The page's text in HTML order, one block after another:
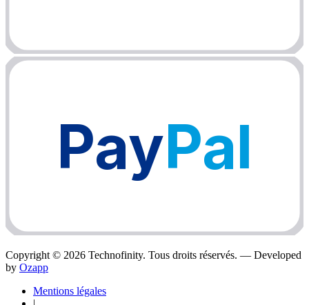
PayPal
Copyright © 2026 Technofinity. Tous droits réservés. — Developed
by Ozapp
Mentions légales